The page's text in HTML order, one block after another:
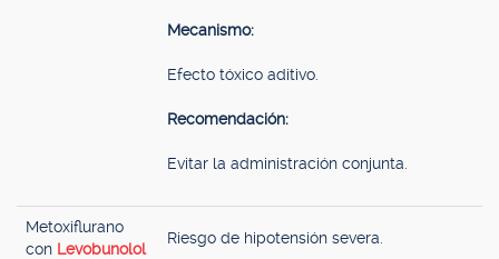
Mecanismo:
Efecto tóxico aditivo.
Recomendación:
Evitar la administración conjunta.
Metoxiflurano
con Levobunolol
Riesgo de hipotensión severa.